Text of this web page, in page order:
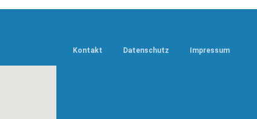
Kontakt Datenschutz Impressum